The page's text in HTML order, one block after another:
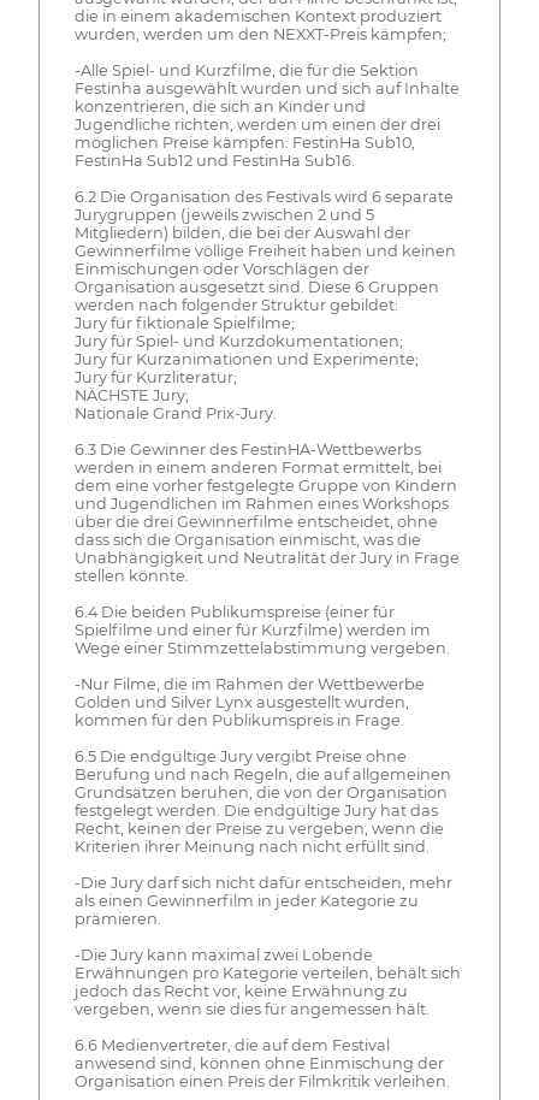
die in einem akademischen Kontext produziert
wurden, werden um den NEXXT-Preis kämpfen;
-Alle Spiel- und Kurzfilme, die für die Sektion
Festinha ausgewählt wurden und sich auf Inhalte
konzentrieren, die sich an Kinder und
Jugendliche richten, werden um einen der drei
möglichen Preise kämpfen: FestinHa Sub10,
FestinHa Sub12 und FestinHa Sub16.
6.2 Die Organisation des Festivals wird 6 separate
Jurygruppen (jeweils zwischen 2 und 5
Mitgliedern) bilden, die bei der Auswahl der
Gewinnerfilme völlige Freiheit haben und keinen
Einmischungen oder Vorschlägen der
Organisation ausgesetzt sind. Diese 6 Gruppen
werden nach folgender Struktur gebildet:
Jury für fiktionale Spielfilme;
Jury für Spiel- und Kurzdokumentationen;
Jury für Kurzanimationen und Experimente;
Jury für Kurzliteratur;
NÄCHSTE Jury;
Nationale Grand Prix-Jury.
6.3 Die Gewinner des FestinHA-Wettbewerbs
werden in einem anderen Format ermittelt, bei
dem eine vorher festgelegte Gruppe von Kindern
und Jugendlichen im Rahmen eines Workshops
über die drei Gewinnerfilme entscheidet, ohne
dass sich die Organisation einmischt, was die
Unabhängigkeit und Neutralität der Jury in Frage
stellen könnte.
6.4 Die beiden Publikumspreise (einer für
Spielfilme und einer für Kurzfilme) werden im
Wege einer Stimmzettelabstimmung vergeben.
-Nur Filme, die im Rahmen der Wettbewerbe
Golden und Silver Lynx ausgestellt wurden,
kommen für den Publikumspreis in Frage.
6.5 Die endgültige Jury vergibt Preise ohne
Berufung und nach Regeln, die auf allgemeinen
Grundsätzen beruhen, die von der Organisation
festgelegt werden. Die endgültige Jury hat das
Recht, keinen der Preise zu vergeben, wenn die
Kriterien ihrer Meinung nach nicht erfüllt sind.
-Die Jury darf sich nicht dafür entscheiden, mehr
als einen Gewinnerfilm in jeder Kategorie zu
prämieren.
-Die Jury kann maximal zwei Lobende
Erwähnungen pro Kategorie verteilen, behält sich
jedoch das Recht vor, keine Erwähnung zu
vergeben, wenn sie dies für angemessen hält.
6.6 Medienvertreter, die auf dem Festival
anwesend sind, können ohne Einmischung der
Organisation einen Preis der Filmkritik verleihen.